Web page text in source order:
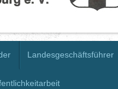
Landesgeschäftsführer